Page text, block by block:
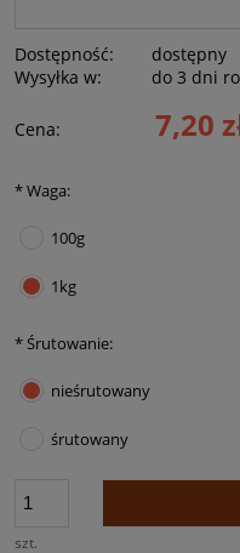
Dostępność:
dostępny
Wysyłka w:
do 3 dni
Cena: 7,20
*Waga:
100g
1kg
*Śrutowanie:
nieśrutowany
śrutowany
szt.